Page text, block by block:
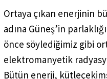
Ortaya çıkan enerjinin
adına Güneş’in
önce söylediğimiz gibi
elektromanyetik
Bütün enerji,